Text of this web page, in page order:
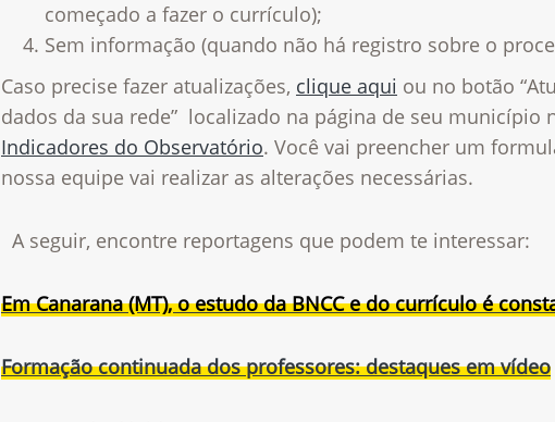
começado a fazer o currículo);
Sem informação (quando não há registro sobre o
Caso precise fazer atualizações, clique aqui ou no botão
dados da sua rede” localizado na página de seu município
Indicadores do Observatório. Você vai preencher um
nossa equipe vai realizar as alterações necessárias.
A seguir, encontre reportagens que podem te interessar:
Em Canarana (MT), o estudo da BNCC e do currículo é
Formação continuada dos professores: destaques em vídeo